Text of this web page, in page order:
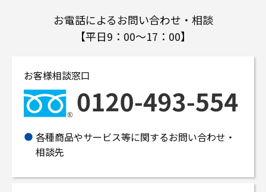
お電話によるお問い合わせ・相談
【平日9：00～17：00】
お客様相談窓口
各種商品やサービス等に関するお問い合わせ・
相談先